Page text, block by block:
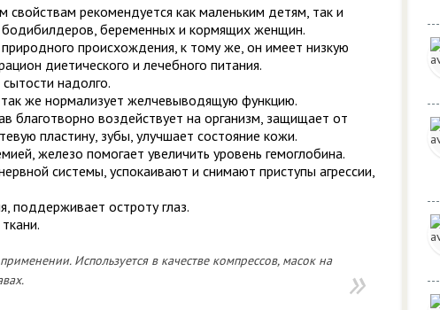
свойствам рекомендуется как маленьким детям, так и
бодибилдеров, беременных и кормящих женщин.
происхождения, к тому же, он имеет низкую
диетического и лечебного питания.
надолго.
же нормализует желчевыводящую функцию.
благотворно воздействует на организм, защищает от
пластину, зубы, улучшает состояние кожи.
железо помогает увеличить уровень гемоглобина.
системы, успокаивают и снимают приступы агрессии,
поддерживает остроту глаз.
Используется в качестве компрессов, масок на